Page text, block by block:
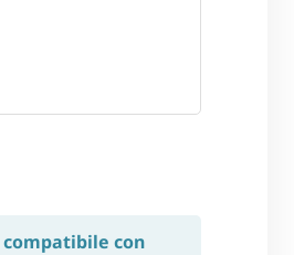
compatibile con